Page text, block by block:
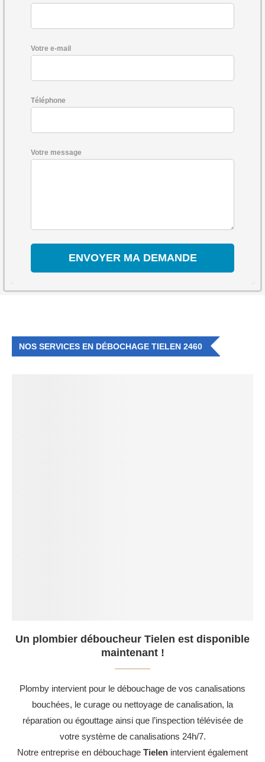
Votre e-mail
Téléphone
Votre message
NOS SERVICES EN DÉBOCHAGE TIELEN 2460
Un plombier déboucheur Tielen est disponible
maintenant !
Plomby intervient pour le débouchage de vos canalisations
bouchées, le curage ou nettoyage de canalisation, la
réparation ou égouttage ainsi que l’inspection télévisée de
votre système de canalisations 24h/7.
Notre entreprise en débouchage Tielen intervient également